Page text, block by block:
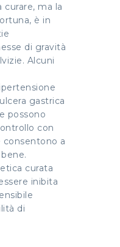
curare, ma la
è in
di gravità
Alcuni
gastrica
possono
con
consentono a
curata
inibita
di